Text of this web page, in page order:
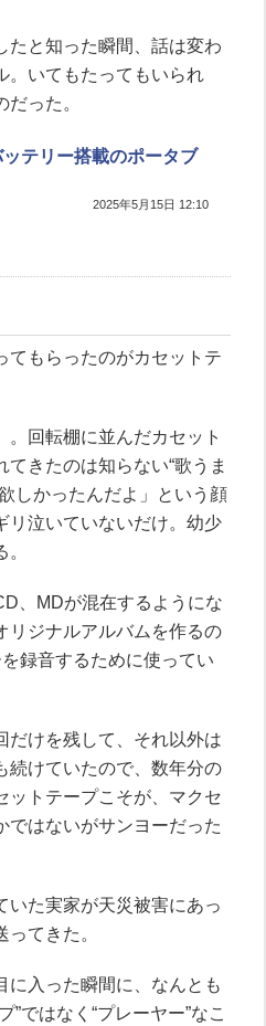
たと知った瞬間、話は変わ
。いてもたってもいられ
った。
テリー搭載のポータブ
2025年5月15日 12:10
てもらったのがカセットテ
回転棚に並んだカセット
きたのは知らない“歌うま
しかったんだよ」という顔
リ泣いていないだけ。幼少
、MDが混在するようにな
リジナルアルバムを作るの
録音するために使ってい
だけを残して、それ以外は
続けていたので、数年分の
ットテープこそが、マクセ
ではないがサンヨーだった
いた実家が天災被害にあっ
てきた。
に入った瞬間に、なんとも
ではなく“プレーヤー”なこ